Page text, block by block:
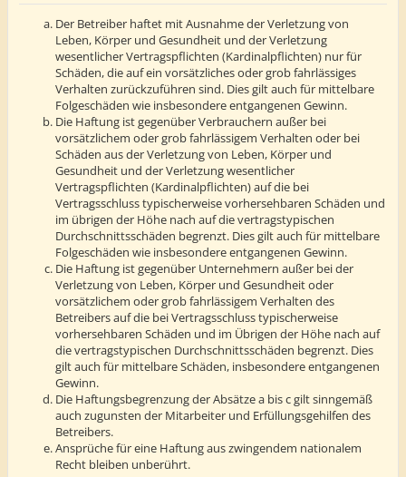
Der Betreiber haftet mit Ausnahme der Verletzung von
Leben, Körper und Gesundheit und der Verletzung
wesentlicher Vertragspflichten (Kardinalpflichten) nur für
Schäden, die auf ein vorsätzliches oder grob fahrlässiges
Verhalten zurückzuführen sind. Dies gilt auch für mittelbare
Folgeschäden wie insbesondere entgangenen Gewinn.
Die Haftung ist gegenüber Verbrauchern außer bei
vorsätzlichem oder grob fahrlässigem Verhalten oder bei
Schäden aus der Verletzung von Leben, Körper und
Gesundheit und der Verletzung wesentlicher
Vertragspflichten (Kardinalpflichten) auf die bei
Vertragsschluss typischerweise vorhersehbaren Schäden und
im übrigen der Höhe nach auf die vertragstypischen
Durchschnittsschäden begrenzt. Dies gilt auch für mittelbare
Folgeschäden wie insbesondere entgangenen Gewinn.
Die Haftung ist gegenüber Unternehmern außer bei der
Verletzung von Leben, Körper und Gesundheit oder
vorsätzlichem oder grob fahrlässigem Verhalten des
Betreibers auf die bei Vertragsschluss typischerweise
vorhersehbaren Schäden und im Übrigen der Höhe nach auf
die vertragstypischen Durchschnittsschäden begrenzt. Dies
gilt auch für mittelbare Schäden, insbesondere entgangenen
Gewinn.
Die Haftungsbegrenzung der Absätze a bis c gilt sinngemäß
auch zugunsten der Mitarbeiter und Erfüllungsgehilfen des
Betreibers.
Ansprüche für eine Haftung aus zwingendem nationalem
Recht bleiben unberührt.